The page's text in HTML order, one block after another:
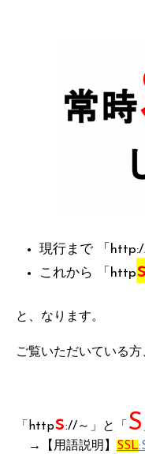
現行まで 「
これから 「https
と、なります。
ご覧いただいている
「https://～」と「 S
→【用語説明】 SSL